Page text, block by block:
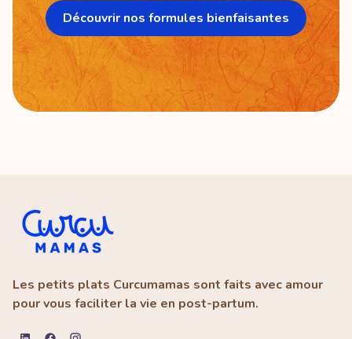
Découvrir nos formules bienfaisantes
Les petits plats Curcumamas sont faits avec amour
pour vous faciliter la vie en post-partum.